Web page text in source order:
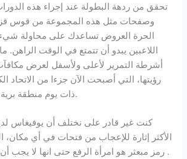
تحقق من ردهة البطولة عند إجراء هذه
وصفحات مثل هذه المجموعة من قوس
الحرة العروض تساعدك على محاولة شيء
اللاعبين يبدو أن تتمتع في الوقت
أشرطة التمرير لأعلى ولأسفل لعرض مكافآت
رؤيتها، التي أصبحت الآن جزءا من الاتحاد
ذات يوم منطقة برية وقليلة الاستكشاف.
كنت غير قادر على نختلف أن يوفيغاس
. رمز مبعثر هو امرأة الرفع حتى انها لا